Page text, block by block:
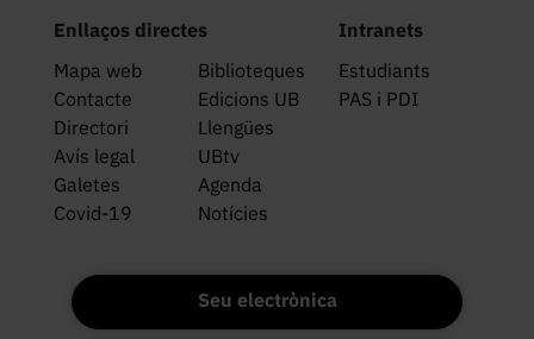
Enllaços directes
Mapa web
Biblioteques
Contacte
Edicions UB
Directori
Llengües
Avís legal
UBtv
Galetes
Agenda
Covid-19
Notícies
Intranets
Estudiants
PAS i PDI
Seu electrònica